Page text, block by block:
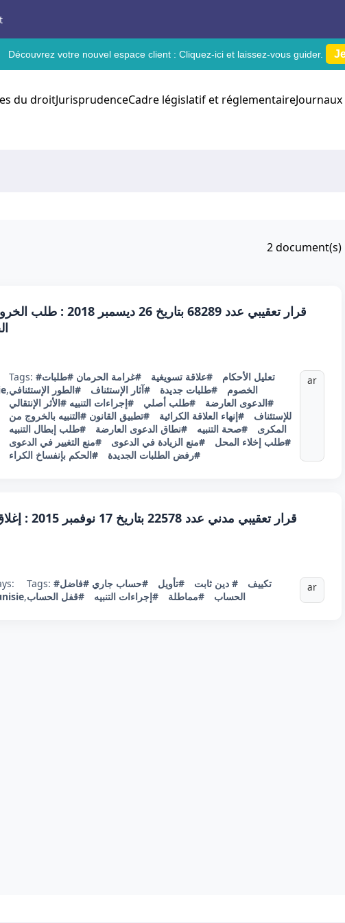
Découvrez votre nouvel espace client : Cliquez-ici et laissez-vous guider.
du droitJurisprudenceCadre législatif et réglementaire
2document(s)
قرار تعقيبي عدد 68289
,
Tags: #تعليل الأحكام #علاقة تسويغية #غرامة الحرمان #طلبات
الخصوم
#طلبات جديدة #آثار الإستئناف
#الطور الإستئنافي
#الدعوى العارضة
#طلب أصلي #إجراءات التنبيه #الأثر الإنتقالي
للإستئناف
#إنهاء العلاقة الكرائية #تطبيق القانون #التنبيه بالخروج من
المكرى
#صحة التنبيه #نطاق الدعوى العارضة
#طلب إبطال التنبيه
#طلب إخلاء المحل
#منع الزيادة في الدعوى
#منع التغيير في الدعوى
#رفض الطلبات الجديدة
#الحكم بإنفساخ الكراء
ar
قرار تعقيبي
,
Tags: #تكييف # دين ثابت #تأويل #حساب جاري #فاضل
الحساب
#مماطلة #إجراءات التنبيه #قفل الحساب
ar